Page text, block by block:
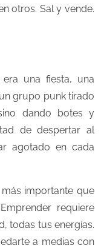
otros. Sal y vende.
una fiesta, una
grupo punk tirado
dando botes y
de despertar al
agotado en cada
importante que
requiere
todas tus energías.
a medias con